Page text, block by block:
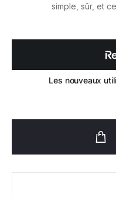
Boar&Nylon
quantity